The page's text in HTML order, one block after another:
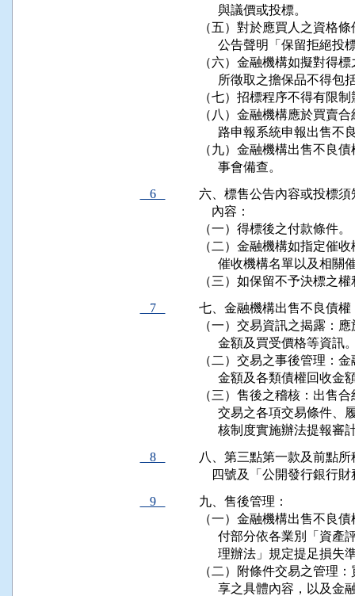
      與議價或投標。
（五）對於應買人之資格
公告聲明「保留拒絕
（六）金融機構如擬對得
所徵取之擔保品不得
（七）招標程序不得有限
（八）金融機構應於買賣
路申報系統申報出售
（九）金融機構出售不良
      事會備查。
6
六、標售公告內容或投標
    內容：
（一）得標後之付款條件。
（二）金融機構如指定催
催收機構名單以及相
（三）如保留不予決標之
7
七、金融機構出售不良債
（一）交易資訊之揭露：
金額及買受價格等資訊
（二）交易之事後管理：
金額及各類債權回收金
（三）售後之稽核：出售
交易之各項交易條件
核制度實施辦法提報
8
八、第三點第一款及前點
四號及「公開發行銀行
9
九、售後管理：
（一）金融機構出售不良
付部分依各業別「資
理辦法」規定提足損失
（二）附條件交易之管理
享之具體內容，以及